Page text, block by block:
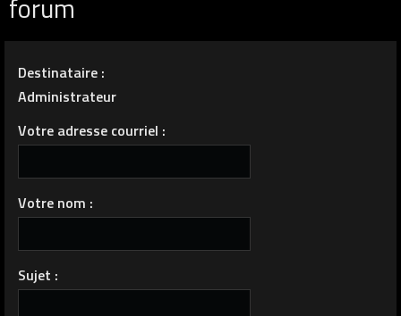
forum
Destinataire :
Administrateur
Votre adresse courriel :
Votre nom :
Sujet :